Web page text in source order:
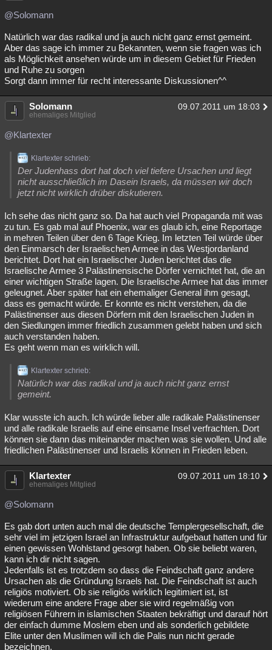
@Solomann
Natürlich war das radikal und ja auch nicht ganz ernst gemeint.
Aber das sage ich immer zu Bekannten, wenn sie fragen was ich
als Möglichkeit ansehen würde um in diesem Gebiet für Frieden
und Ruhe zu sorgen
Sorgt dann immer für recht interessante Diskussionen^^
Solomann 09.07.2011 um 18:03
ehemaliges Mitglied
@Klartexter
Klartexter schrieb:
Der Judenhass dort hat doch viel tiefere Ursachen und liegt
nicht ausschließlich im Dasein Israels, da müssen wir doch
jetzt nicht wirklich drüber diskutieren.
Ich sehe das nicht ganz so. Da hat auch viel Propaganda mit was
zu tun. Es gab mal auf Phoenix, war es glaub ich, eine Reportage
in mehren Teilen über den 6 Tage Krieg. Im letzten Teil würde über
den Einmarsch der Israelischen Armee in das Westjordanland
berichtet. Dort hat ein Israelischer Juden berichtet das die
Israelische Armee 3 Palästinensische Dörfer vernichtet hat, die an
einer wichtigen Straße lagen. Die Israelische Armee hat das immer
geleugnet. Aber später hat ein ehemaliger General ihm gesagt,
dass es gemacht würde. Er konnte es nicht verstehen, da die
Palästinenser aus diesen Dörfern mit den Israelischen Juden in
den Siedlungen immer friedlich zusammen gelebt haben und sich
auch verstanden haben.
Es geht wenn man es wirklich will.
Klartexter schrieb:
Natürlich war das radikal und ja auch nicht ganz ernst
gemeint.
Klar wusste ich auch. Ich würde lieber alle radikale Palästinenser
und alle radikale Israelis auf eine einsame Insel verfrachten. Dort
können sie dann das miteinander machen was sie wollen. Und alle
friedlichen Palästinenser und Israelis können in Frieden leben.
Klartexter 09.07.2011 um 18:10
ehemaliges Mitglied
@Solomann
Es gab dort unten auch mal die deutsche Templergesellschaft, die
sehr viel im jetzigen Israel an Infrastruktur aufgebaut hatten und für
einen gewissen Wohlstand gesorgt haben. Ob sie beliebt waren,
kann ich dir nicht sagen.
Jedenfalls ist es trotzdem so dass die Feindschaft ganz andere
Ursachen als die Gründung Israels hat. Die Feindschaft ist auch
religiös motiviert. Ob sie religiös wirklich legitimiert ist, ist
wiederum eine andere Frage aber sie wird regelmäßig von
religiösen Führern in islamischen Staaten bekräftigt und darauf hört
der einfach dumme Moslem eben und als sonderlich gebildete
Elite unter den Muslimen will ich die Palis nun nicht gerade
bezeichnen.